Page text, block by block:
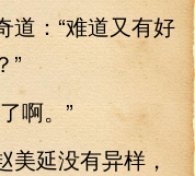
：“难道又有好
”
。”
延没有异样，